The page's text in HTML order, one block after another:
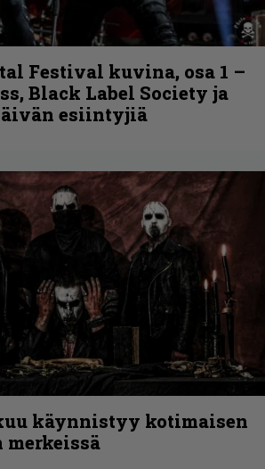
Festival kuvina, osa 1 –
Black Label Society ja
esiintyjiä
käynnistyy kotimaisen